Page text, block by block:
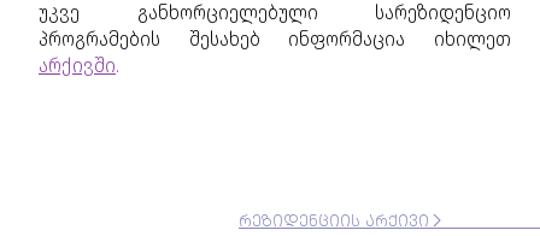
უკვე განხორციელებული სარეზიდენციო
პროგრამების შესახებ ინფორმაცია იხილეთ
არქივში.
ᲠᲔᲖᲘᲓᲔᲜᲪᲘᲘᲡ ᲐᲠᲥᲘᲕᲘ